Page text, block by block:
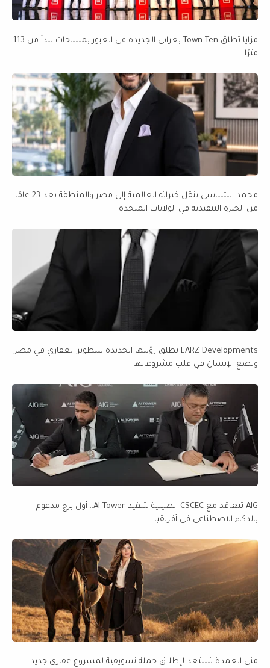
مزايا تطلق Town Ten بعرابي الجديدة في العبور بمساحات تبدأ من 113
مترًا
محمد الشباسي ينقل خبراته العالمية إلى مصر والمنطقة بعد 23 عامًا
من الخبرة التنفيذية في الولايات المتحدة
LARZ Developments تطلق رؤيتها الجديدة للتطوير العقاري في مصر
وتضع الإنسان في قلب مشروعاتها
AIG تتعاقد مع CSCEC الصينية لتنفيذ AI Tower.. أول برج مدعوم
بالذكاء الاصطناعي في أفريقيا
منى العمدة تستعد لإطلاق حملة تسويقية لمشروع عقاري جديد